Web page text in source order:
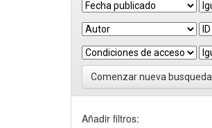
Comenzar nueva busqueda
Añadir filtros: